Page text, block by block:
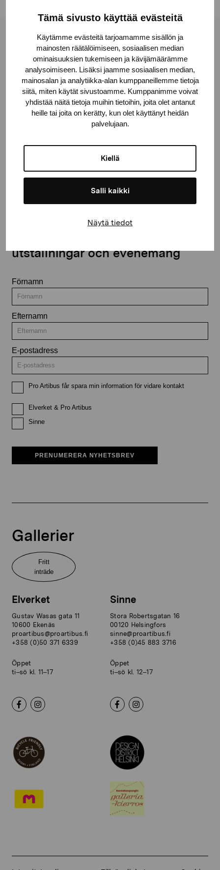
Tämä sivusto käyttää evästeitä
Käytämme evästeitä tarjoamamme sisällön ja
mainosten räätälöimiseen, sosiaalisen median
ominaisuuksien tukemiseen ja kävijämäärämme
analysoimiseen. Lisäksi jaamme sosiaalisen median,
mainosalan ja analytiikka-alan kumppaneillemme tietoja
siitä, miten käytät sivustoamme. Kumppanimme voivat
yhdistää näitä tietoja muihin tietoihin, joita olet antanut
heille tai joita on kerätty, kun olet käyttänyt heidän
palvelujaan.
Kiellä
Salli kaikki
Näytä tiedot
Stiftelsen Pro Artibus
Gustav Wasas gata 11
10600 Ekenäs
proartibus@proartibus.fi
+358 (0)50 371 6339
Kontakta oss
utställningar och evenemang
Förnamn
Efternamn
E-postadress
Pro Artibus får spara min information för vidare kontakt
Elverket & Pro Artibus
Sinne
PRENUMERERA NYHETSBREV
Gallerier
Fritt
inträde
Elverket
Gustav Wasas gata 11
10600 Ekenäs
proartibus@proartibus.fi
+358 (0)50 371 6339
Öppet
ti–sö kl. 11–17
Sinne
Stora Robertsgatan 16
00120 Helsingfors
sinne@proartibus.fi
+358 (0)45 883 3716
Öppet
ti–sö kl. 12–17